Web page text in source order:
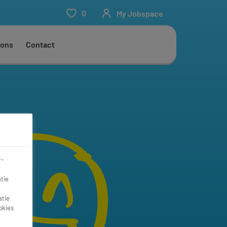
Contact
0 My Jobspace